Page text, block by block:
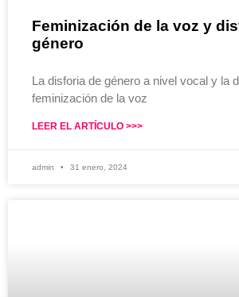
Feminización de la voz y
género
La disforia de género a nivel vocal y la
feminización de la voz
LEER EL ARTÍCULO >>>
admin 31 enero, 2024